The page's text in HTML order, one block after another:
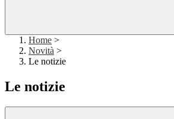
Home >
Novità >
Le notizie
Le notizie